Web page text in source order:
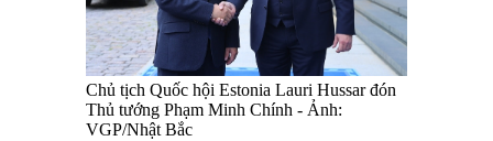
Chủ tịch Quốc hội Estonia Lauri Hussar đón
Thủ tướng Phạm Minh Chính - Ảnh:
VGP/Nhật Bắc